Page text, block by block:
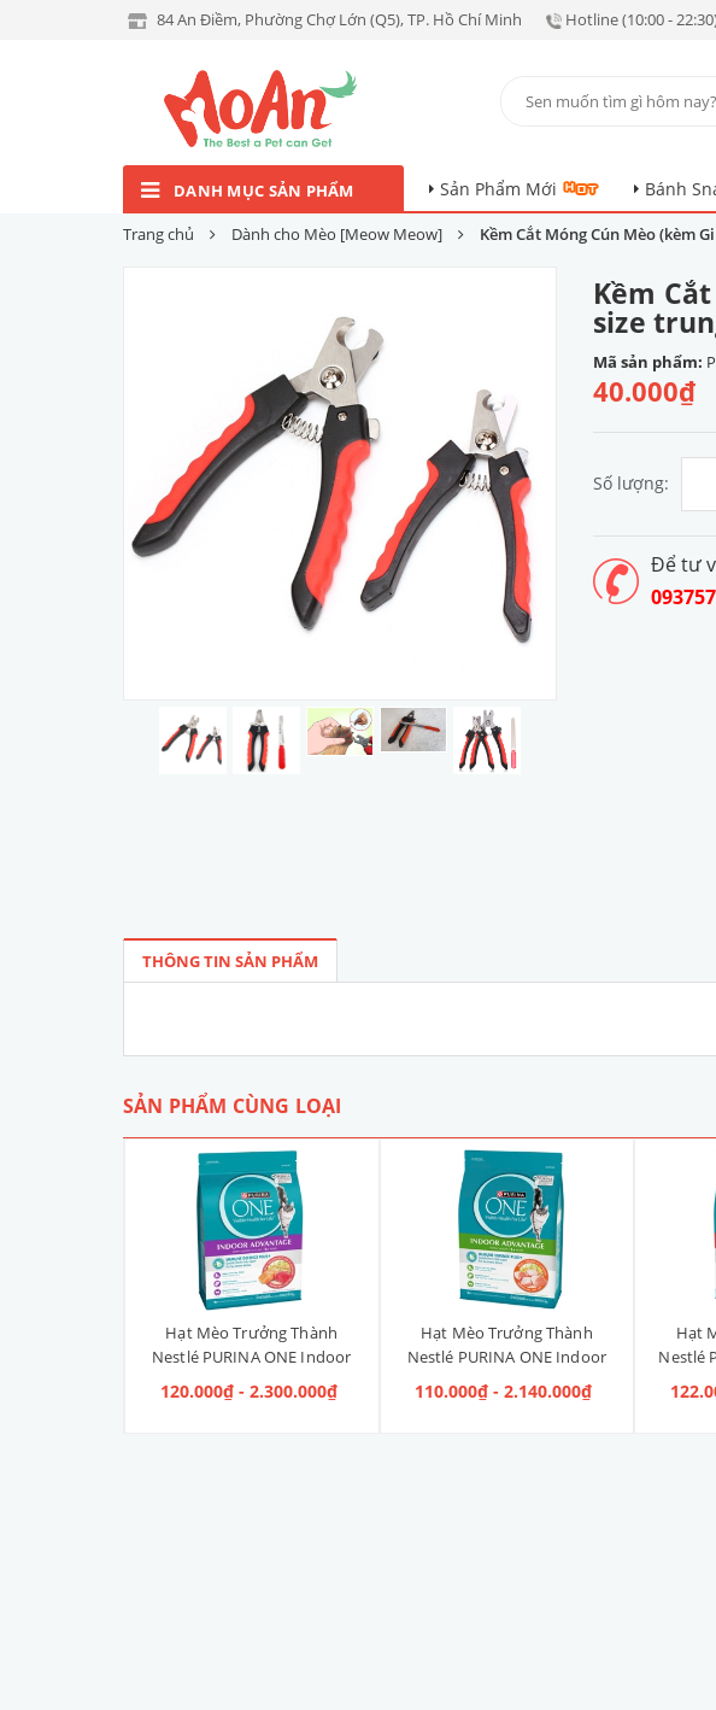
84 An Điềm, Phường Chợ Lớn (Q5), TP. Hồ Chí Minh Hotline (10:00 -
DANH MỤC SẢN PHẨM Sản Phẩm Mới Bánh
Trang chủ Dành cho Mèo [Meow Meow] Kềm Cắt Móng Cún Mèo (kèm
Kềm
size
Mã sản phẩm:
40.000₫
Số lượng:
Để tư
THÔNG TIN SẢN PHẨM
SẢN PHẨM CÙNG LOẠI
Hạt Mèo Trưởng Thành
Nestlé PURINA ONE Indoor
Advantage Salmon & Tuna [Vị
Cá Hồi & Cá Ngừ]
120.000₫ - 2.300.000₫
Hạt Mèo Trưởng Thành
Nestlé PURINA ONE Indoor
Advantage [Vị Gà]
110.000₫ - 2.140.000₫
Hạt
Nestlé
Adult